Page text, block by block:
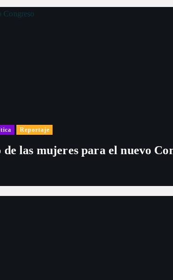
Reportaje
las mujeres para el nuevo